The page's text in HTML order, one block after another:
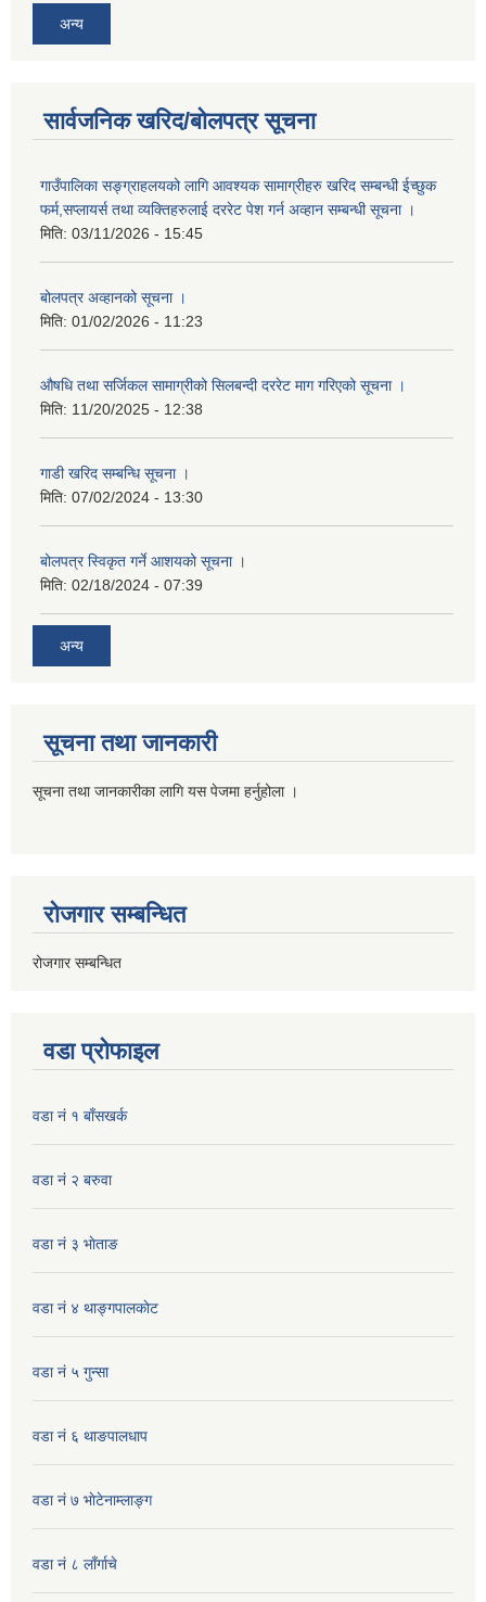
अन्य
सार्वजनिक खरिद/बोलपत्र सूचना
गाउँपालिका सङ्ग्राहलयको लागि आवश्यक सामाग्रीहरु खरिद सम्बन्धी ईच्छुक
फर्म,सप्लायर्स तथा व्यक्तिहरुलाई दररेट पेश गर्न अव्हान सम्बन्धी सूचना ।
मिति: 03/11/2026 - 15:45
बोलपत्र अव्हानको सूचना ।
मिति: 01/02/2026 - 11:23
औषधि तथा सर्जिकल सामाग्रीको सिलबन्दी दररेट माग गरिएको सूचना ।
मिति: 11/20/2025 - 12:38
गाडी खरिद सम्बन्धि सूचना ।
मिति: 07/02/2024 - 13:30
बोलपत्र स्विकृत गर्ने आशयको सूचना ।
मिति: 02/18/2024 - 07:39
अन्य
सूचना तथा जानकारी
सूचना तथा जानकारीका लागि यस पेजमा हर्नुहोला ।
रोजगार सम्बन्धित
रोजगार सम्बन्धित
वडा प्रोफाइल
वडा नं १ बाँसखर्क
वडा नं २ बरुवा
वडा नं ३ भाेताङ
वडा नं ४ थाङ्गपालकाेट
वडा नं ५ गुन्सा
वडा नं ६ थाङपालधाप
वडा नं ७ भाेटेनाम्लाङ्ग
वडा नं ८ लाँर्गाचे